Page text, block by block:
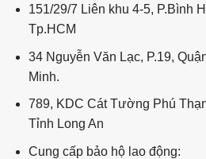
151/29/7 Liên khu 4-5, P.Bình
Tp.HCM
34 Nguyễn Văn Lạc, P.19,
Minh.
789, KDC Cát Tường Phú
Tỉnh Long An
Cung cấp bảo hộ lao động: